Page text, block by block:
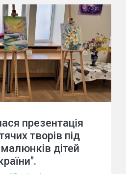
презентація
творів під
дітей